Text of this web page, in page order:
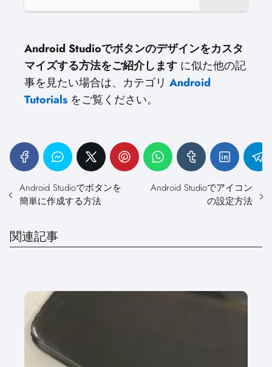
Android Studioでボタンのデザインをカスタ
マイズする方法をご紹介します に似た他の記
事を見たい場合は、カテゴリ Android
Tutorials をご覧ください。
Android Studioでボタンを
簡単に作成する方法
Android Studioでアイコン
の設定方法
関連記事